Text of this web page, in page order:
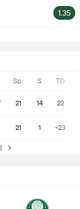
1.35
Sp. S TD
21 14 22
21 1 -23